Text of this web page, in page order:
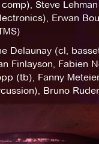
Steve
Erwan
Delaunay (cl,
Finlayson, Fabien
(tb), Fanny
Bruno